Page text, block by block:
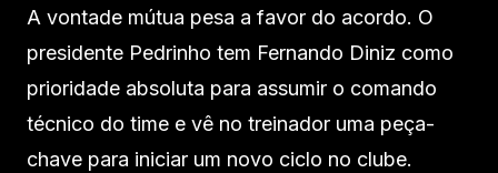
A vontade mútua pesa a favor do acordo. O
presidente Pedrinho tem Fernando Diniz como
prioridade absoluta para assumir o comando
técnico do time e vê no treinador uma peça-
chave para iniciar um novo ciclo no clube.